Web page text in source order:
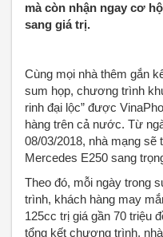
mà còn nhận ngay cơ
sang giá trị.
Cùng mọi nhà thêm gắn
sum họp, chương trình
rinh đại lộc” được
hàng trên cả nước. Từ
08/03/2018, nhà mạng sẽ
Mercedes E250 sang
Theo đó, mỗi ngày trong
trình, khách hàng may
125cc trị giá gần 70 triệu
tổng kết chương trình,